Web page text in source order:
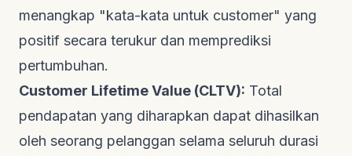
menangkap "kata-kata untuk customer" yang
positif secara terukur dan memprediksi
pertumbuhan.
Customer Lifetime Value (CLTV): Total
pendapatan yang diharapkan dapat dihasilkan
oleh seorang pelanggan selama seluruh durasi